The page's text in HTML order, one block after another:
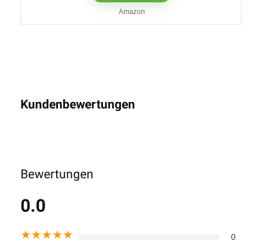
Amazon
Kundenbewertungen
Bewertungen
0.0
★★★★★ 0